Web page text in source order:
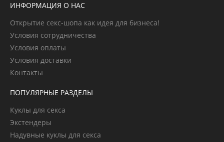
ИНФОРМАЦИЯ О НАС
Открытие секс-шопа как идея для бизнеса!
Условия сотрудничества
Условия оплаты
Условия доставки
Контакты
ПОПУЛЯРНЫЕ РАЗДЕЛЫ
Куклы для секса
Экстендеры
Надувные куклы для секса